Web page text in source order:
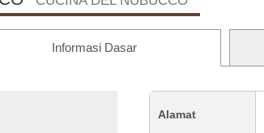
Informasi Dasar
Alamat